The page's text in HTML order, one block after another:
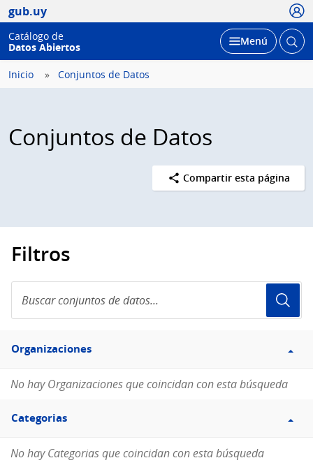
gub.uy
Catálogo de
Datos Abiertos
Desplegar
Menú Abrir
Inicio Conjuntos de Datos
Conjuntos de Datos
Compartir esta página
Filtros
conjuntos
de
Filtro
Organizaciones
Organizaciones
No hay Organizaciones que coincidan con esta búsqueda
Filtro
Categorias
Categorias
No hay Categorias que coincidan con esta búsqueda